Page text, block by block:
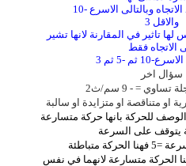
وبالتالى الاسرع -10
والاقل 3
لها تاثير في المقارنة لانها تشير
الاتجاه فقط
10 ثم -5 ثم 3
سؤال اخر
تساوي = - 9 سم/ث2
متناقصة او متزايدة او سالبة
للحركة بانها حركة متسارعة
يتوقف على السرعة
متباطئة
لو السرعة =-5 فهنا الحركة متسارعة لانهما في نفس